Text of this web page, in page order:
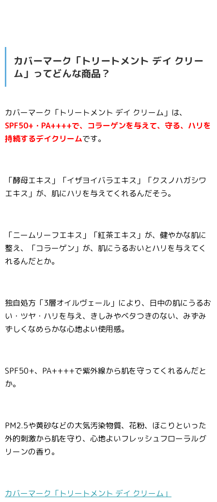
カバーマーク「トリートメント デイ クリー
ム」ってどんな商品？
カバーマーク「トリートメント デイ クリーム」は、
SPF50+・PA++++で、コラーゲンを与えて、守る、ハリを
持続するデイクリームです。
「酵母エキス」「イザヨイバラエキス」「クスノハガシワ
エキス」が、肌にハリを与えてくれるんだそう。
「ニームリーフエキス」「紅茶エキス」が、健やかな肌に
整え、「コラーゲン」が、肌にうるおいとハリを与えてく
れるんだとか。
独自処方「3層オイルヴェール」により、日中の肌にうるお
い・ツヤ・ハリを与え、きしみやベタつきのない、みずみ
ずしくなめらかな心地よい使用感。
SPF50+、PA++++で紫外線から肌を守ってくれるんだと
か。
PM2.5や黄砂などの大気汚染物質、花粉、ほこりといった
外的刺激から肌を守り、心地よいフレッシュフローラルグ
リーンの香り。
カバーマーク「トリートメント デイ クリーム」